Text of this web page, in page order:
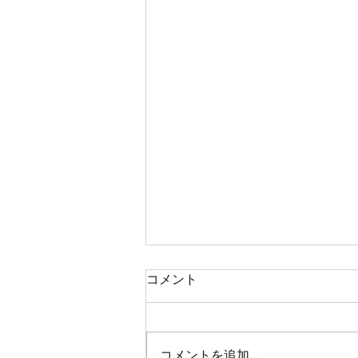
瓦そば🌿
コメント